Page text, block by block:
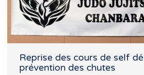
Reprise des cours de self
prévention des chutes